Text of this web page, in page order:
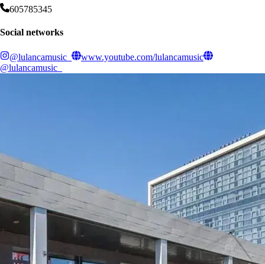
605785345
Social networks
@lulancamusic_
www.youtube.com/lulancamusic
@lulancamusic_